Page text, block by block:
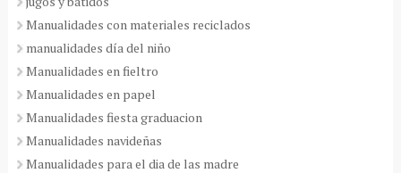
Manualidades con materiales reciclados
manualidades día del niño
Manualidades en fieltro
Manualidades en papel
Manualidades fiesta graduacion
Manualidades navideñas
Manualidades para el dia de las madre